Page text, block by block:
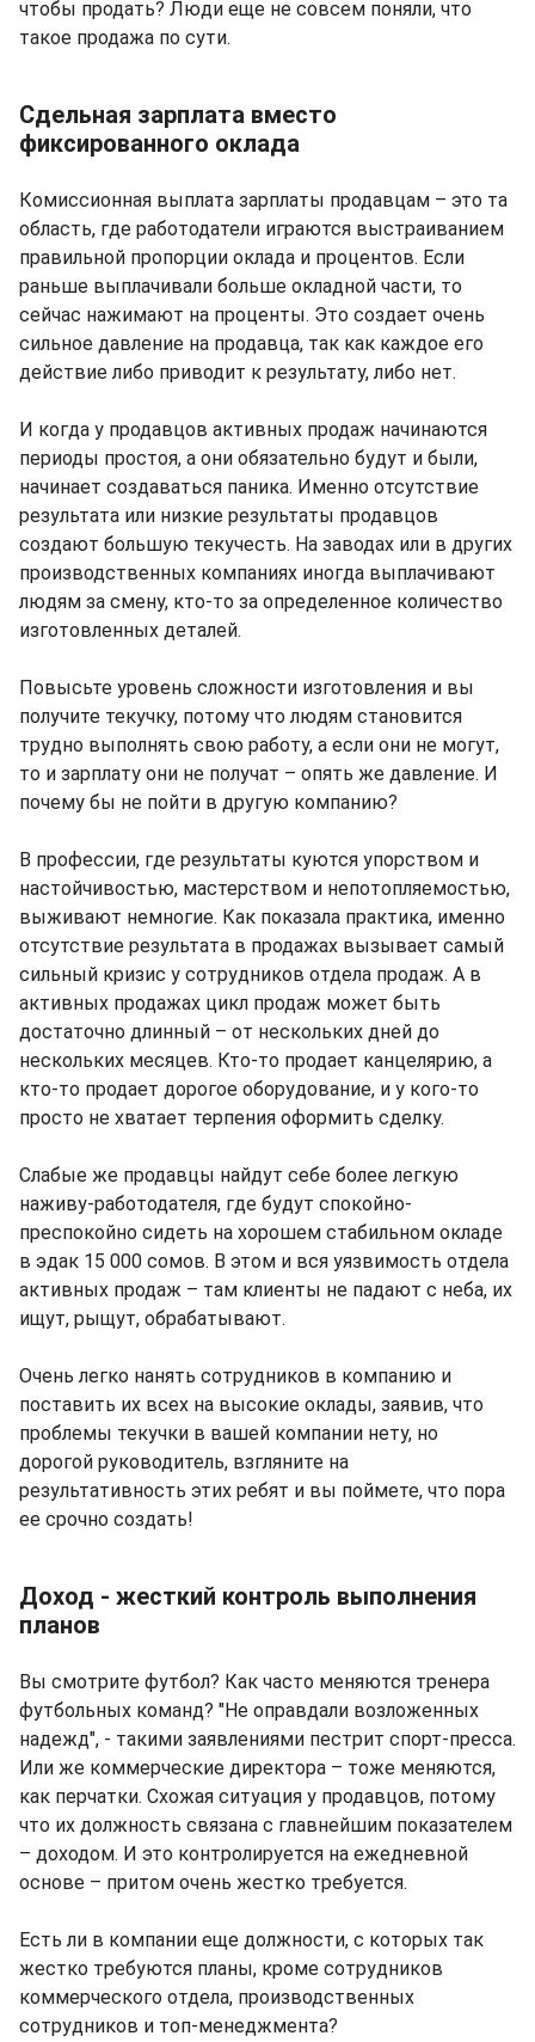
чтобы продать? Люди еще не совсем поняли, что
такое продажа по сути.
Сдельная зарплата вместо
фиксированного оклада
Комиссионная выплата зарплаты продавцам – это та
область, где работодатели играются выстраиванием
правильной пропорции оклада и процентов. Если
раньше выплачивали больше окладной части, то
сейчас нажимают на проценты. Это создает очень
сильное давление на продавца, так как каждое его
действие либо приводит к результату, либо нет.
И когда у продавцов активных продаж начинаются
периоды простоя, а они обязательно будут и были,
начинает создаваться паника. Именно отсутствие
результата или низкие результаты продавцов
создают большую текучесть. На заводах или в других
производственных компаниях иногда выплачивают
людям за смену, кто-то за определенное количество
изготовленных деталей.
Повысьте уровень сложности изготовления и вы
получите текучку, потому что людям становится
трудно выполнять свою работу, а если они не могут,
то и зарплату они не получат – опять же давление. И
почему бы не пойти в другую компанию?
В профессии, где результаты куются упорством и
настойчивостью, мастерством и непотопляемостью,
выживают немногие. Как показала практика, именно
отсутствие результата в продажах вызывает самый
сильный кризис у сотрудников отдела продаж. А в
активных продажах цикл продаж может быть
достаточно длинный – от нескольких дней до
нескольких месяцев. Кто-то продает канцелярию, а
кто-то продает дорогое оборудование, и у кого-то
просто не хватает терпения оформить сделку.
Слабые же продавцы найдут себе более легкую
наживу-работодателя, где будут спокойно-
преспокойно сидеть на хорошем стабильном окладе
в эдак 15 000 сомов. В этом и вся уязвимость отдела
активных продаж – там клиенты не падают с неба, их
ищут, рыщут, обрабатывают.
Очень легко нанять сотрудников в компанию и
поставить их всех на высокие оклады, заявив, что
проблемы текучки в вашей компании нету, но
дорогой руководитель, взгляните на
результативность этих ребят и вы поймете, что пора
ее срочно создать!
Доход - жесткий контроль выполнения
планов
Вы смотрите футбол? Как часто меняются тренера
футбольных команд? "Не оправдали возложенных
надежд", - такими заявлениями пестрит спорт-пресса.
Или же коммерческие директора – тоже меняются,
как перчатки. Схожая ситуация у продавцов, потому
что их должность связана с главнейшим показателем
– доходом. И это контролируется на ежедневной
основе – притом очень жестко требуется.
Есть ли в компании еще должности, с которых так
жестко требуются планы, кроме сотрудников
коммерческого отдела, производственных
сотрудников и топ-менеджмента?